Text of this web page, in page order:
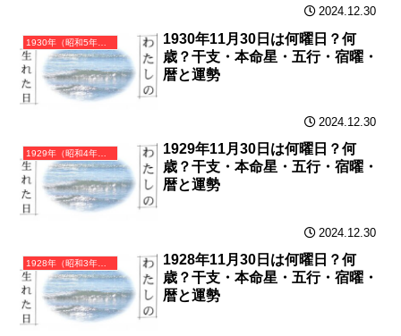
2024.12.30
1930年（昭和5年）庚午（かのえうま）・午年（うま年）カレンダー（月曜はじまり）
1930年11月30日は何曜日？何
歳？干支・本命星・五行・宿曜・
暦と運勢
2024.12.30
1929年（昭和4年）己巳（つちのとみ）・巳年（へび年）カレンダー（月曜はじまり）
1929年11月30日は何曜日？何
歳？干支・本命星・五行・宿曜・
暦と運勢
2024.12.30
1928年（昭和3年）戊辰（つちのえたつ）・辰年（たつ年）カレンダー（月曜はじまり）
1928年11月30日は何曜日？何
歳？干支・本命星・五行・宿曜・
暦と運勢